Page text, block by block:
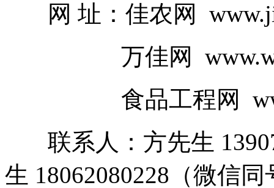
网 址：佳农网
万佳网
食品工程网
联系人：方先生
生 18062080228（微信同